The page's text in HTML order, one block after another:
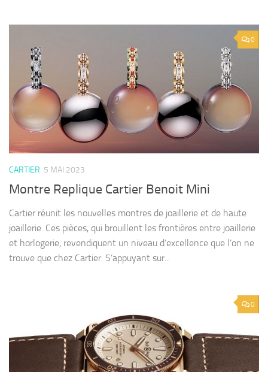
0
CARTIER 5 MAI 2023
Montre Replique Cartier Benoit Mini
Cartier réunit les nouvelles montres de joaillerie et de haute
joaillerie. Ces pièces, qui brouillent les frontières entre joaillerie
et horlogerie, revendiquent un niveau d’excellence que l’on ne
trouve que chez Cartier. S’appuyant sur...
0